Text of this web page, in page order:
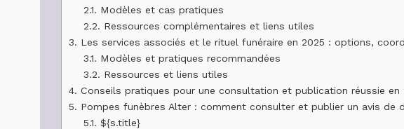
2.1. Modèles et cas pratiques
2.2. Ressources complémentaires et liens utiles
3. Les services associés et le rituel funéraire en 2025 : options,
3.1. Modèles et pratiques recommandées
3.2. Ressources et liens utiles
4. Conseils pratiques pour une consultation et publication réussie en
5. Pompes funèbres Alter : comment consulter et publier un avis de
5.1. ${s.title}